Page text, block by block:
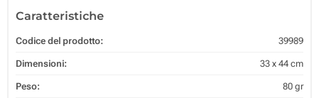
Caratteristiche
Codice del prodotto: 39989
Dimensioni: 33 x 44 cm
Peso: 80 gr